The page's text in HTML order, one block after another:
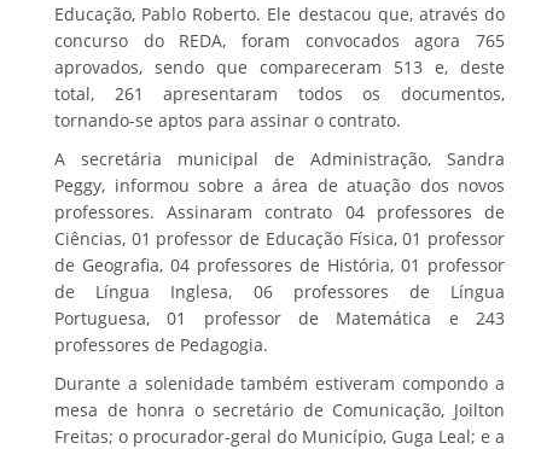
Educação, Pablo Roberto. Ele destacou que, através do
concurso do REDA, foram convocados agora 765
aprovados, sendo que compareceram 513 e, deste
total, 261 apresentaram todos os documentos,
tornando-se aptos para assinar o contrato.
A secretária municipal de Administração, Sandra
Peggy, informou sobre a área de atuação dos novos
professores. Assinaram contrato 04 professores de
Ciências, 01 professor de Educação Física, 01 professor
de Geografia, 04 professores de História, 01 professor
de Língua Inglesa, 06 professores de Língua
Portuguesa, 01 professor de Matemática e 243
professores de Pedagogia.
Durante a solenidade também estiveram compondo a
mesa de honra o secretário de Comunicação, Joilton
Freitas; o procurador-geral do Município, Guga Leal; e a